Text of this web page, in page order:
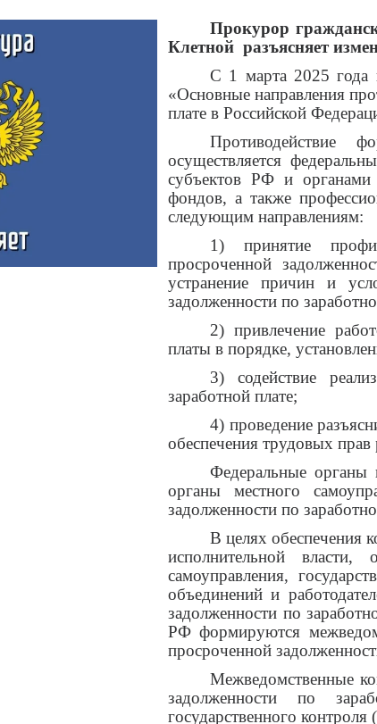
Прокурор
Клетной разъясняет
С 1 марта 2025 года
«Основные направления
плате в Российской
Противодействие
осуществляется
субъектов РФ и органами
фондов, а также
следующим направлениям:
1) принятие
просроченной
устранение причин и
задолженности по
2) привлечение
платы в порядке,
3) содействие
заработной плате;
4) проведение
обеспечения трудовых прав
Федеральные органы
органы местного
задолженности по
В целях обеспечения
исполнительной
самоуправления,
объединений и
задолженности по
РФ формируются
просроченной
Межведомственные
задолженности по
государственного